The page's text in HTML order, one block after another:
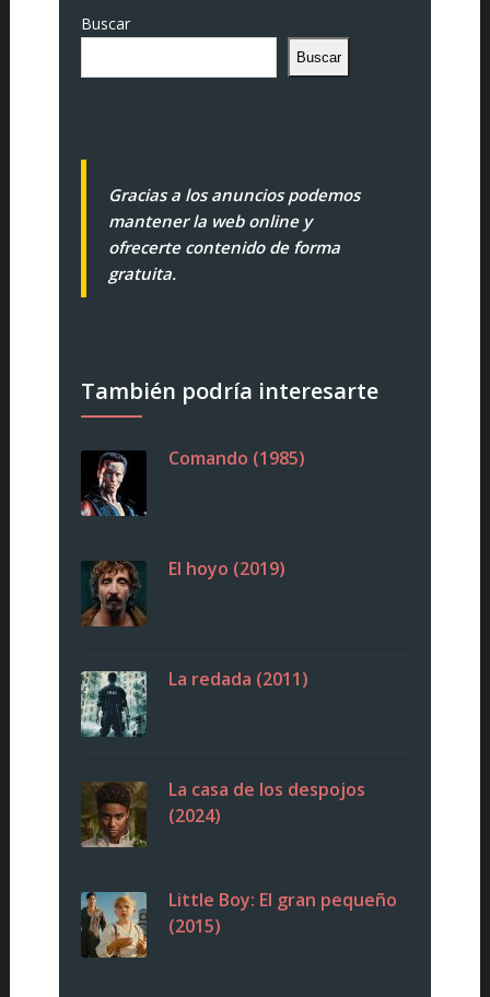
Buscar
Buscar
Gracias a los anuncios podemos
mantener la web online y
ofrecerte contenido de forma
gratuita.
También podría interesarte
Comando (1985)
El hoyo (2019)
La redada (2011)
La casa de los despojos
(2024)
Little Boy: El gran pequeño
(2015)